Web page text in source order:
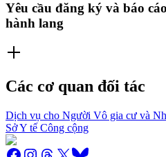
Yêu cầu đăng ký và báo
hành lang
Các cơ quan đối tác
Dịch vụ cho Người Vô gia cư và
Sở Y tế Công cộng